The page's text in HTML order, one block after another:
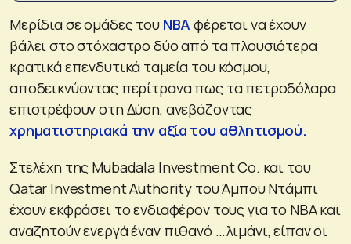
Mερίδια σε ομάδες τoυ ΝΒΑ φέρεται να έχουν
βάλει στο στόχαστρο δύο από τα πλουσιότερα
κρατικά επενδυτικά ταμεία του κόσμου,
αποδεικνύοντας περίτρανα πως τα πετροδόλαρα
επιστρέφουν στη Δύση, ανεβάζοντας
χρηματιστηριακά την αξία του αθλητισμού.
Στελέχη της Mubadala Investment Co. και του
Qatar Investment Authority του Άμπου Ντάμπι
έχουν εκφράσει το ενδιαφέρον τους για το ΝΒΑ και
αναζητούν ενεργά έναν πιθανό …λιμάνι, είπαν οι